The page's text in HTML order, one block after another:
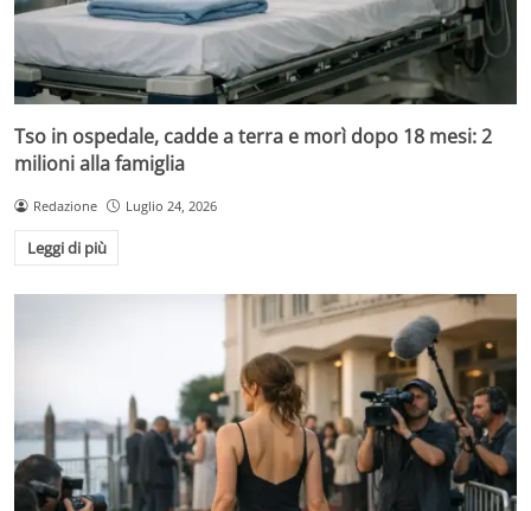
Tso in ospedale, cadde a terra e morì dopo 18 mesi: 2
milioni alla famiglia
Redazione Luglio 24, 2026
Leggi di più